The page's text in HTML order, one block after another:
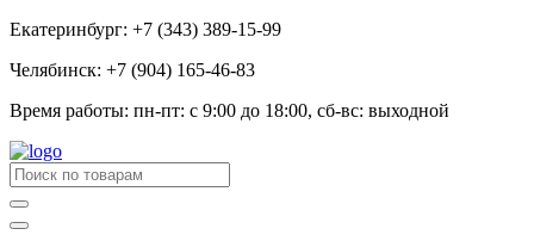
Екатеринбург: +7 (343) 389-15-99
Челябинск: +7 (904) 165-46-83
Время работы: пн-пт: с 9:00 до 18:00, сб-вс: выходной